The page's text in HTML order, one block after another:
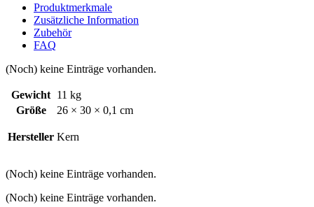
Produktmerkmale
Zusätzliche Information
Zubehör
FAQ
(Noch) keine Einträge vorhanden.
Gewicht 11 kg
Größe
26 × 30 × 0,1 cm
Hersteller Kern
(Noch) keine Einträge vorhanden.
(Noch) keine Einträge vorhanden.